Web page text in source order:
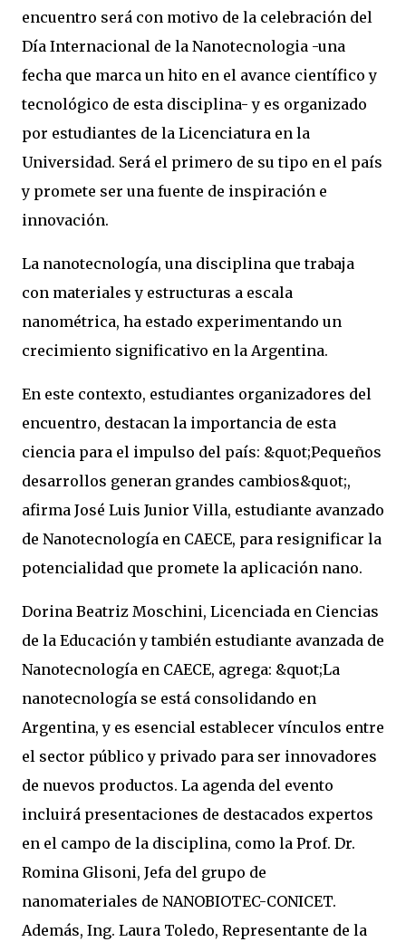
encuentro será con motivo de la celebración del
Día Internacional de la Nanotecnologia -una
fecha que marca un hito en el avance científico y
tecnológico de esta disciplina- y es organizado
por estudiantes de la Licenciatura en la
Universidad. Será el primero de su tipo en el país
y promete ser una fuente de inspiración e
innovación.
La nanotecnología, una disciplina que trabaja
con materiales y estructuras a escala
nanométrica, ha estado experimentando un
crecimiento significativo en la Argentina.
En este contexto, estudiantes organizadores del
encuentro, destacan la importancia de esta
ciencia para el impulso del país: &quot;Pequeños
desarrollos generan grandes cambios&quot;,
afirma José Luis Junior Villa, estudiante avanzado
de Nanotecnología en CAECE, para resignificar la
potencialidad que promete la aplicación nano.
Dorina Beatriz Moschini, Licenciada en Ciencias
de la Educación y también estudiante avanzada de
Nanotecnología en CAECE, agrega: &quot;La
nanotecnología se está consolidando en
Argentina, y es esencial establecer vínculos entre
el sector público y privado para ser innovadores
de nuevos productos. La agenda del evento
incluirá presentaciones de destacados expertos
en el campo de la disciplina, como la Prof. Dr.
Romina Glisoni, Jefa del grupo de
nanomateriales de NANOBIOTEC-CONICET.
Además, Ing. Laura Toledo, Representante de la